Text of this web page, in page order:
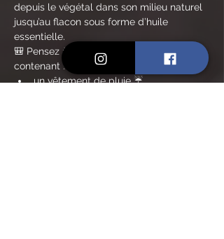
depuis le végétal dans son milieu naturel
jusqu’au flacon sous forme d’huile
essentielle.
🎒 Pensez à prendre un petit sac à dos
contenant :
un vêtement de pluie ☔